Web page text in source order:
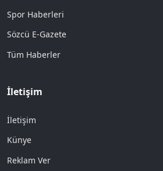
Spor Haberleri
Sözcü E-Gazete
Tüm Haberler
İletişim
İletişim
Künye
Reklam Ver